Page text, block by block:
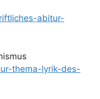
abitur-
thema-lyrik-des-